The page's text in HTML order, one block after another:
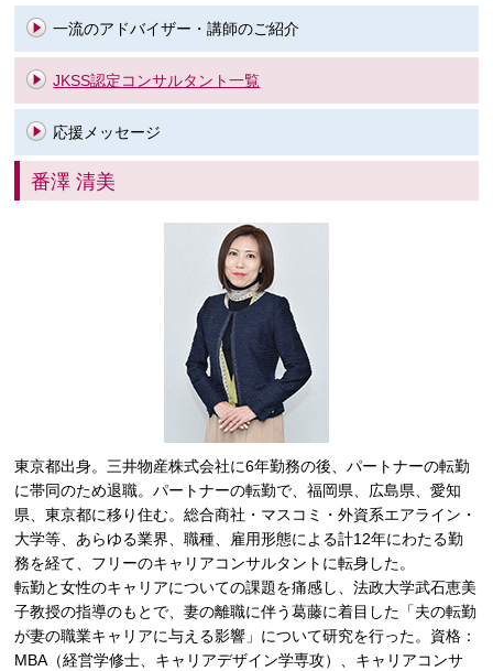
一流のアドバイザー・講師のご紹介
JKSS認定コンサルタント一覧
応援メッセージ
番澤 清美
東京都出身。三井物産株式会社に6年勤務の後、パートナーの転勤
に帯同のため退職。パートナーの転勤で、福岡県、広島県、愛知
県、東京都に移り住む。総合商社・マスコミ・外資系エアライン・
大学等、あらゆる業界、職種、雇用形態による計12年にわたる勤
務を経て、フリーのキャリアコンサルタントに転身した。
転勤と女性のキャリアについての課題を痛感し、法政大学武石恵美
子教授の指導のもとで、妻の離職に伴う葛藤に着目した「夫の転勤
が妻の職業キャリアに与える影響」について研究を行った。資格：
MBA（経営学修士、キャリアデザイン学専攻）、キャリアコンサ